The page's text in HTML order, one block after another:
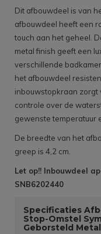
Dit afbouwdeel is van
afbouwdeel heeft een
touch aan het geheel.
metal finish geeft een
verschillende
het afbouwdeel
inbouwstopkraan zorgt
controle over de
gewenste temperatuur
De breedte van het
greep is 4,2 cm.
Let op!! Inbouwdeel
SNB6202440
Specificaties
Stop-Omstel
Geborsteld